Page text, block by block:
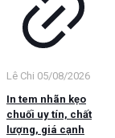
Lê Chi 05/08/2026
In tem nhãn kẹo
chuối uy tín, chất
lượng, giá cạnh